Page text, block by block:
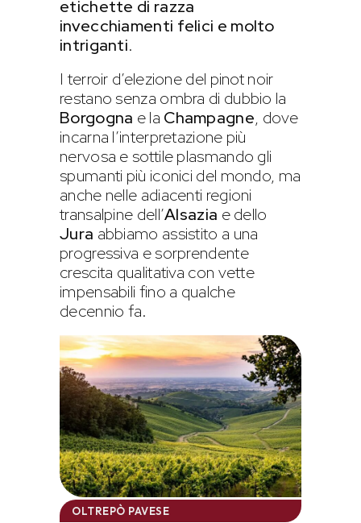
etichette di razza
invecchiamenti felici e molto
intriganti.
I terroir d’elezione del pinot noir
restano senza ombra di dubbio la
Borgogna e la Champagne, dove
incarna l’interpretazione più
nervosa e sottile plasmando gli
spumanti più iconici del mondo, ma
anche nelle adiacenti regioni
transalpine dell’Alsazia e dello
Jura abbiamo assistito a una
progressiva e sorprendente
crescita qualitativa con vette
impensabili fino a qualche
decennio fa.
OLTREPÒ PAVESE